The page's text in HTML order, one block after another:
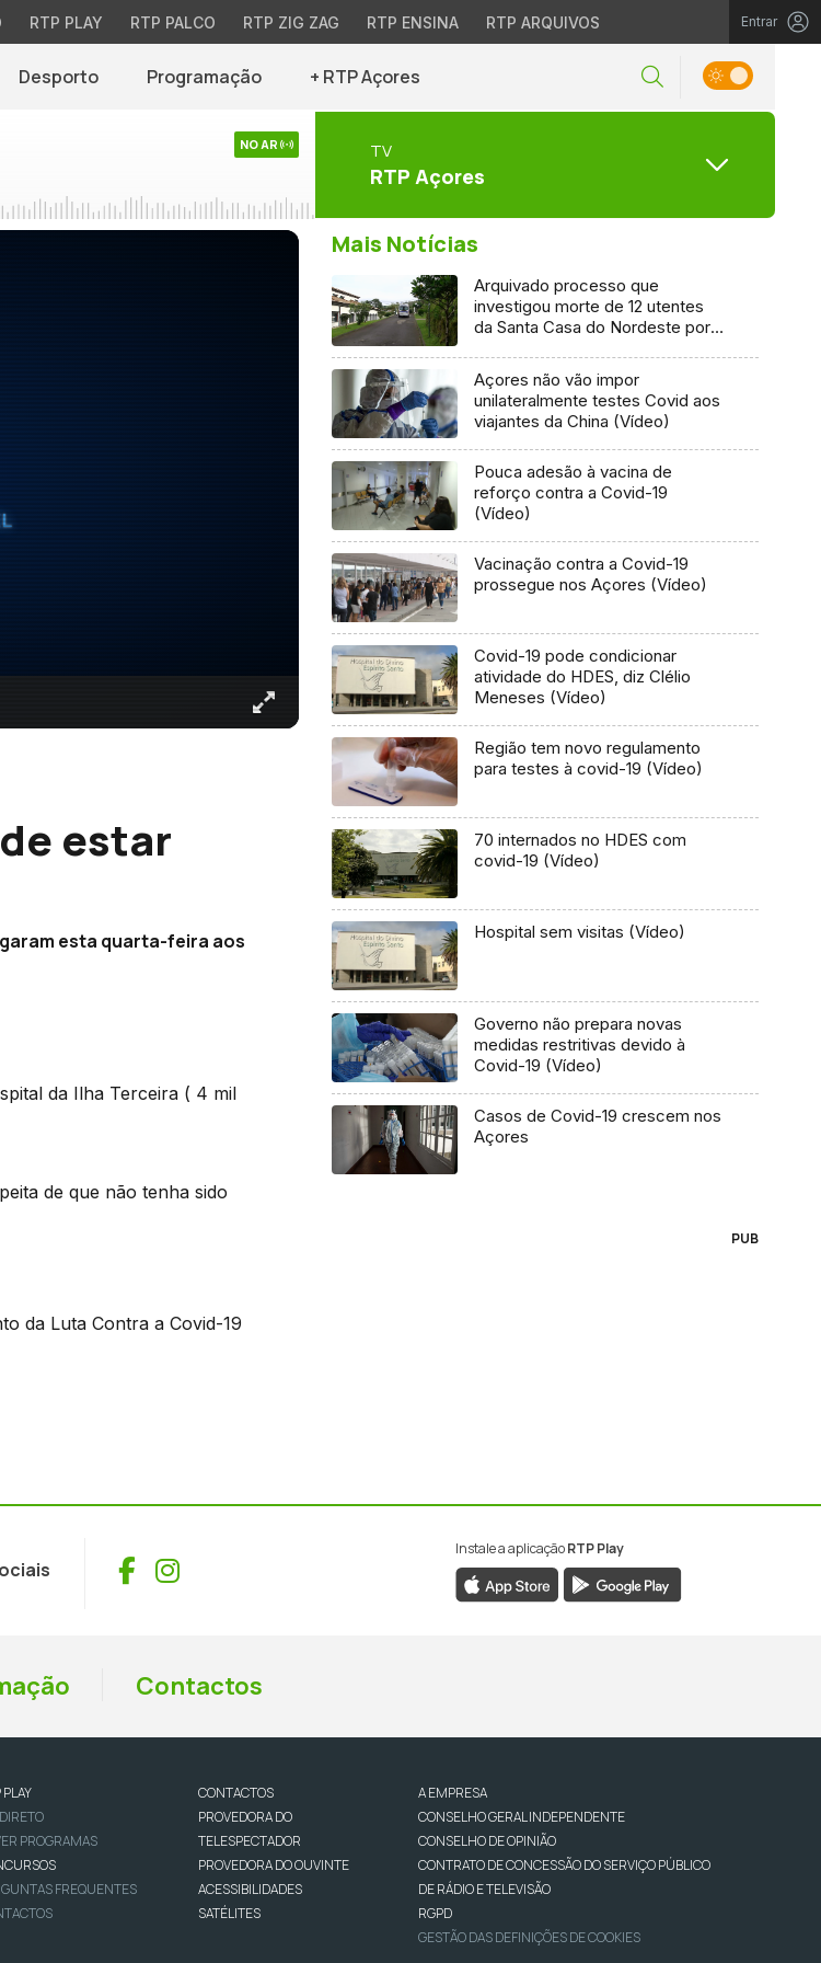
RTP PLAY RTP PALCO RTP ZIG ZAG RTP ENSINA RTP ARQUIVOS Entrar
Desporto Programação + RTP Açores
NO AR TV
RTP Açores
estar
esta quarta-feira aos
da Ilha Terceira ( 4 mil
de que não tenha sido
da Luta Contra a Covid-19
Mais Notícias
Arquivado processo que
investigou morte de 12 utentes
da Santa Casa do Nordeste por
Açores não vão impor
unilateralmente testes Covid aos
viajantes da China (Vídeo)
Pouca adesão à vacina de
reforço contra a Covid-19
(Vídeo)
Vacinação contra a Covid-19
prossegue nos Açores (Vídeo)
Covid-19 pode condicionar
atividade do HDES, diz Clélio
Meneses (Vídeo)
Região tem novo regulamento
para testes à covid-19 (Vídeo)
70 internados no HDES com
covid-19 (Vídeo)
Hospital sem visitas (Vídeo)
Governo não prepara novas
medidas restritivas devido à
Covid-19 (Vídeo)
Casos de Covid-19 crescem nos
Açores
PUB
Facebook
Instagram
Instale a aplicaçãoRTP Play
Contactos
PLAY
PROGRAMAS
FREQUENTES
CONTACTOS
PROVEDORA DO
TELESPECTADOR
PROVEDORA DO OUVINTE
ACESSIBILIDADES
SATÉLITES
A EMPRESA
CONSELHO GERAL INDEPENDENTE
CONSELHO DE OPINIÃO
CONTRATO DE CONCESSÃO DO SERVIÇO PÚBLICO
DE RÁDIO E TELEVISÃO
RGPD
GESTÃO DAS DEFINIÇÕES DE COOKIES